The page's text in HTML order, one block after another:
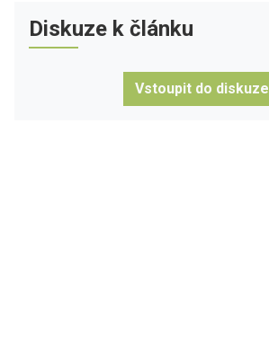
Diskuze k článku
Vstoupit do diskuze